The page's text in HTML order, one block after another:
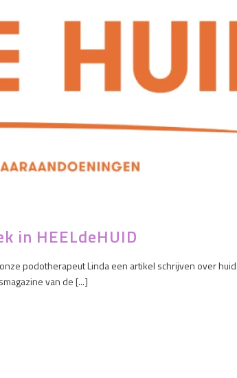
in HEELdeHUID
podotherapeut Linda een artikel schrijven over
van de [...]